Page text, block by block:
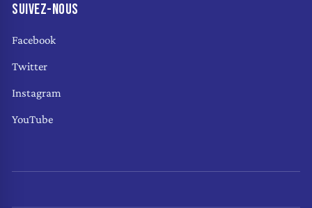
SUIVEZ-NOUS
Facebook
Twitter
Instagram
YouTube